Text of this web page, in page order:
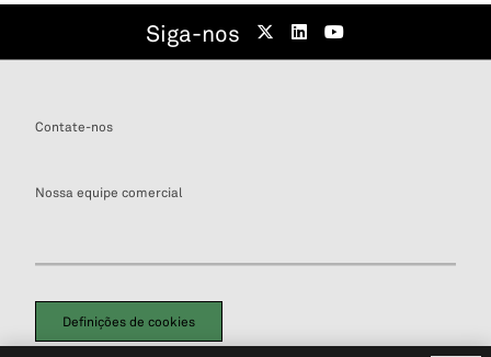
Siga-nos
Contate-nos
Nossa equipe comercial
Definições de cookies